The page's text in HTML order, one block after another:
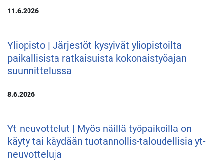
11.6.2026
Yliopisto | Järjestöt kysyivät yliopistoilta
paikallisista ratkaisuista kokonaistyöajan
suunnittelussa
8.6.2026
Yt-neuvottelut | Myös näillä työpaikoilla on
käyty tai käydään tuotannollis-taloudellisia yt-
neuvotteluja